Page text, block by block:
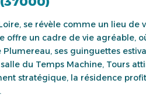
se révèle comme un lieu
un cadre de vie agréable,
ses guinguettes
du Temps Machine, Tours
stratégique, la résidence